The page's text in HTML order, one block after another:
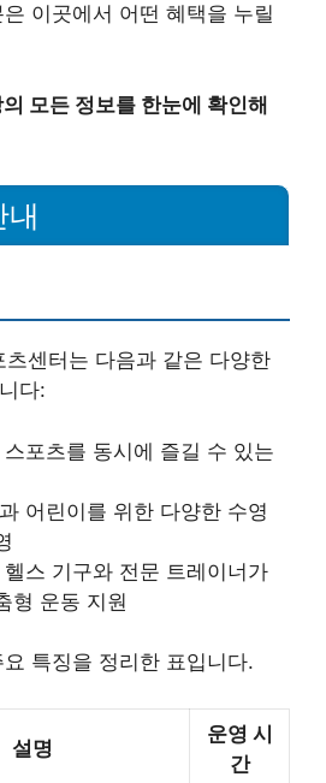
이곳에서 어떤 혜택을 누릴
모든 정보를 한눈에 확인해
츠센터는 다음과 같은 다양한
다:
스포츠를 동시에 즐길 수 있는
어린이를 위한 다양한 수영
헬스 기구와 전문 트레이너가
형 운동 지원
특징을 정리한 표입니다.
설명
운영 시
간